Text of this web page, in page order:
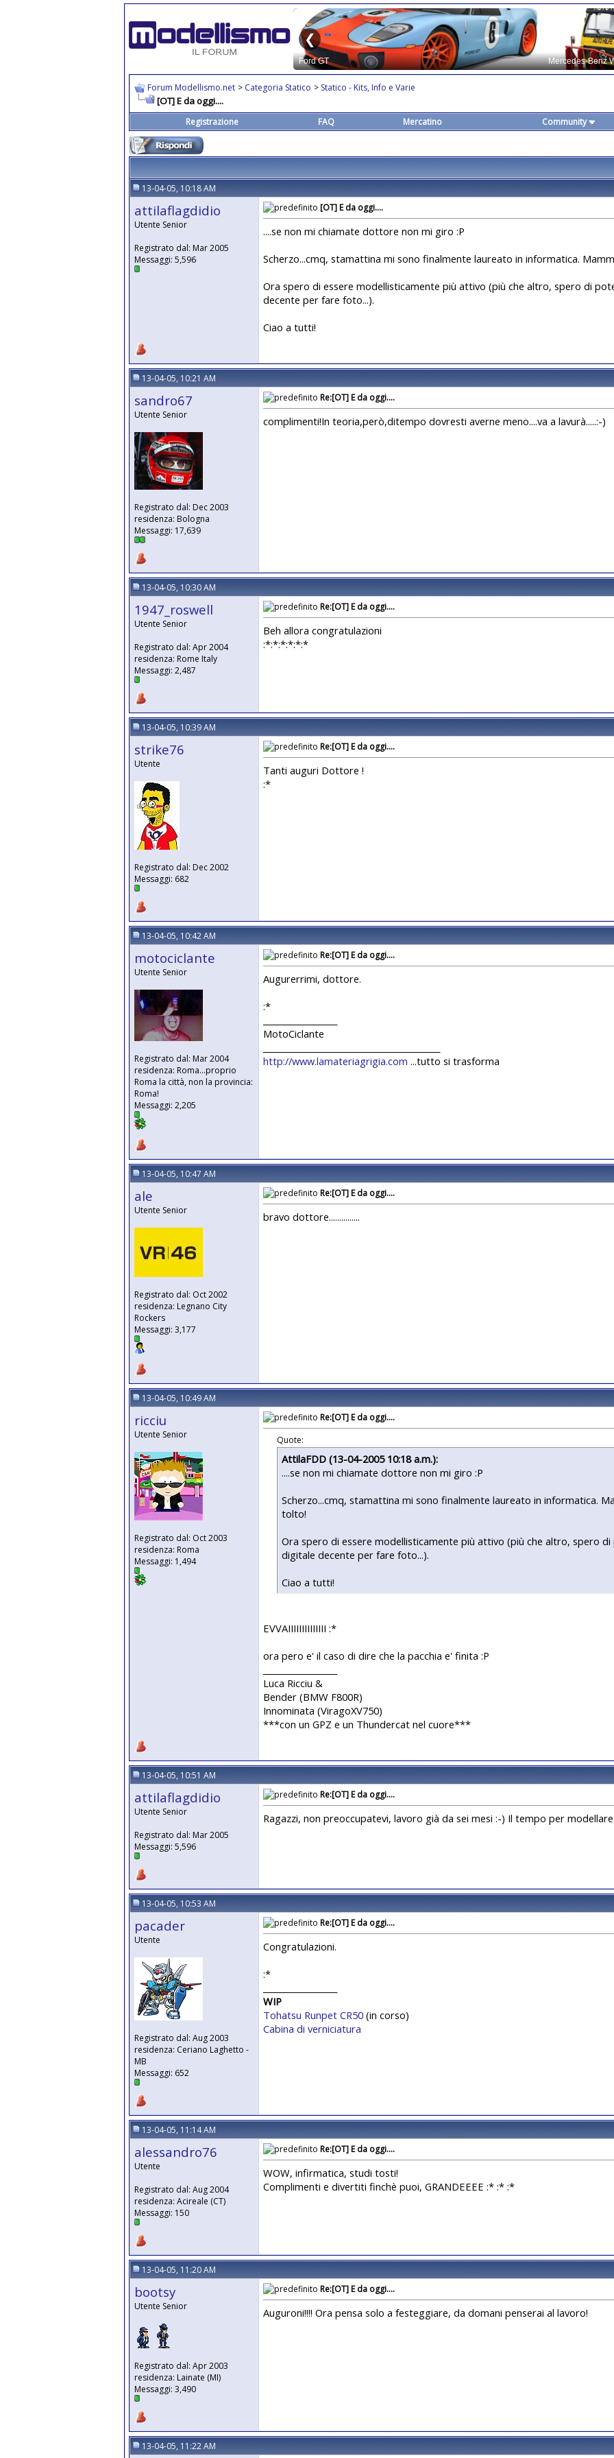
Forum Modellismo.net > Categoria Statico > Statico - Kits, Info e Varie
[OT] E da oggi....
Registrazione FAQ Mercatino Community
13-04-05, 10:18 AM
attilaflagdidio
Utente Senior
Registrato dal: Mar 2005
Messaggi: 5,596
[OT] E da oggi....
....se non mi chiamate dottore non mi giro :P
Scherzo...cmq, stamattina mi sono finalmente laureato in informatica.
Ora spero di essere modellisticamente più attivo (più che altro, spero di
decente per fare foto...).
Ciao a tutti!
13-04-05, 10:21 AM
sandro67
Utente Senior
Registrato dal: Dec 2003
residenza: Bologna
Messaggi: 17,639
Re:[OT] E da oggi....
complimenti!In teoria,però,ditempo dovresti averne meno....va a lavurà.....:-)
13-04-05, 10:30 AM
1947_roswell
Utente Senior
Registrato dal: Apr 2004
residenza: Rome Italy
Messaggi: 2,487
Re:[OT] E da oggi....
Beh allora congratulazioni
:*:*:*:*:*:*
13-04-05, 10:39 AM
strike76
Utente
Registrato dal: Dec 2002
Messaggi: 682
Re:[OT] E da oggi....
Tanti auguri Dottore !
:*
13-04-05, 10:42 AM
motociclante
Utente Senior
Registrato dal: Mar 2004
residenza: Roma...proprio
Roma la città, non la provincia:
Roma!
Messaggi: 2,205
Re:[OT] E da oggi....
Augurerrimi, dottore.
:*
MotoCiclante
http://www.lamateriagrigia.com ...tutto si trasforma
13-04-05, 10:47 AM
ale
Utente Senior
Registrato dal: Oct 2002
residenza: Legnano City
Rockers
Messaggi: 3,177
Re:[OT] E da oggi....
bravo dottore...............
13-04-05, 10:49 AM
ricciu
Utente Senior
Registrato dal: Oct 2003
residenza: Roma
Messaggi: 1,494
Re:[OT] E da oggi....
Quote:
AttilaFDD (13-04-2005 10:18 a.m.):
....se non mi chiamate dottore non mi giro :P
Scherzo...cmq, stamattina mi sono finalmente laureato in informatica.
tolto!
Ora spero di essere modellisticamente più attivo (più che altro, spero
digitale decente per fare foto...).
Ciao a tutti!
EVVAIIIIIIIIIIIIII :*
ora pero e' il caso di dire che la pacchia e' finita :P
Luca Ricciu &
Bender (BMW F800R)
Innominata (ViragoXV750)
***con un GPZ e un Thundercat nel cuore***
13-04-05, 10:51 AM
attilaflagdidio
Utente Senior
Registrato dal: Mar 2005
Messaggi: 5,596
Re:[OT] E da oggi....
Ragazzi, non preoccupatevi, lavoro già da sei mesi :-) Il tempo per
13-04-05, 10:53 AM
pacader
Utente
Registrato dal: Aug 2003
residenza: Ceriano Laghetto -
MB
Messaggi: 652
Re:[OT] E da oggi....
Congratulazioni.
:*
WIP
Tohatsu Runpet CR50 (in corso)
Cabina di verniciatura
13-04-05, 11:14 AM
alessandro76
Utente
Registrato dal: Aug 2004
residenza: Acireale (CT)
Messaggi: 150
Re:[OT] E da oggi....
WOW, infirmatica, studi tosti!
Complimenti e divertiti finchè puoi, GRANDEEEE :* :* :*
13-04-05, 11:20 AM
bootsy
Utente Senior
Registrato dal: Apr 2003
residenza: Lainate (MI)
Messaggi: 3,490
Re:[OT] E da oggi....
Auguroni!!!! Ora pensa solo a festeggiare, da domani penserai al lavoro!
13-04-05, 11:22 AM